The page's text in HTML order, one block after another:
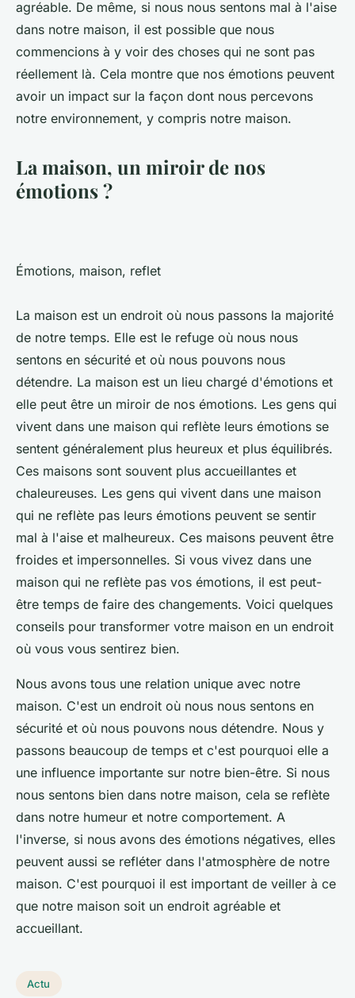
agréable. De même, si nous nous sentons mal à l'aise
dans notre maison, il est possible que nous
commencions à y voir des choses qui ne sont pas
réellement là. Cela montre que nos émotions peuvent
avoir un impact sur la façon dont nous percevons
notre environnement, y compris notre maison.
La maison, un miroir de nos
émotions ?
Émotions, maison, reflet
La maison est un endroit où nous passons la majorité
de notre temps. Elle est le refuge où nous nous
sentons en sécurité et où nous pouvons nous
détendre. La maison est un lieu chargé d'émotions et
elle peut être un miroir de nos émotions. Les gens qui
vivent dans une maison qui reflète leurs émotions se
sentent généralement plus heureux et plus équilibrés.
Ces maisons sont souvent plus accueillantes et
chaleureuses. Les gens qui vivent dans une maison
qui ne reflète pas leurs émotions peuvent se sentir
mal à l'aise et malheureux. Ces maisons peuvent être
froides et impersonnelles. Si vous vivez dans une
maison qui ne reflète pas vos émotions, il est peut-
être temps de faire des changements. Voici quelques
conseils pour transformer votre maison en un endroit
où vous vous sentirez bien.
Nous avons tous une relation unique avec notre
maison. C'est un endroit où nous nous sentons en
sécurité et où nous pouvons nous détendre. Nous y
passons beaucoup de temps et c'est pourquoi elle a
une influence importante sur notre bien-être. Si nous
nous sentons bien dans notre maison, cela se reflète
dans notre humeur et notre comportement. A
l'inverse, si nous avons des émotions négatives, elles
peuvent aussi se refléter dans l'atmosphère de notre
maison. C'est pourquoi il est important de veiller à ce
que notre maison soit un endroit agréable et
accueillant.
Actu